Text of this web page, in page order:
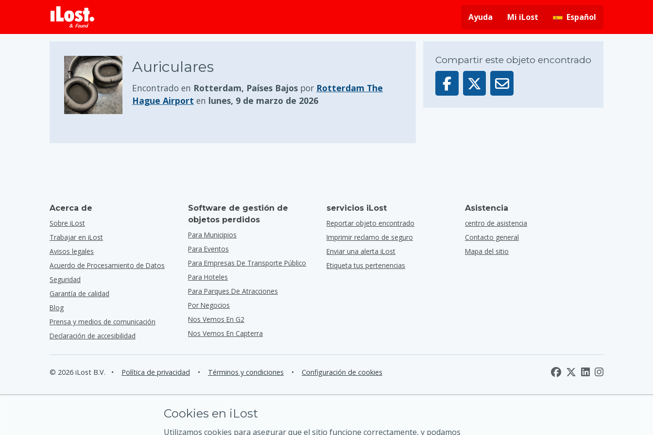
Ayuda Mi iLost Español
Auriculares
Encontrado en Rotterdam, Países Bajos por Rotterdam The
Hague Airport en lunes, 9 de marzo de 2026
Compartir este objeto encontrado
Acerca de
Sobre iLost
Trabajar en iLost
Avisos legales
Acuerdo de Procesamiento de Datos
Seguridad
Garantía de calidad
Blog
Prensa y medios de comunicación
Declaración de accesibilidad
Software de gestión de
objetos perdidos
Para Municipios
Para Eventos
Para Empresas De Transporte Público
Para Hoteles
Para Parques De Atracciones
Por Negocios
Nos Vemos En G2
Nos Vemos En Capterra
servicios iLost
Reportar objeto encontrado
Imprimir reclamo de seguro
Enviar una alerta iLost
Etiqueta tus pertenencias
Asistencia
centro de asistencia
Contacto general
Mapa del sitio
© 2026 iLost B.V. • Política de privacidad • Términos y condiciones • Configuración de cookies
Cookies en iLost
Utilizamos cookies para asegurar que el sitio funcione correctamente, y podamos